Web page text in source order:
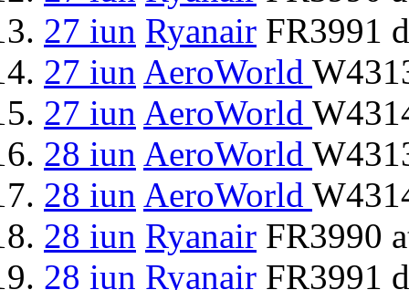
27 iun Ryanair FR3991
27 iun AeroWorld
27 iun AeroWorld
28 iun AeroWorld
28 iun AeroWorld
28 iun Ryanair FR3990
28 iun Ryanair FR3991